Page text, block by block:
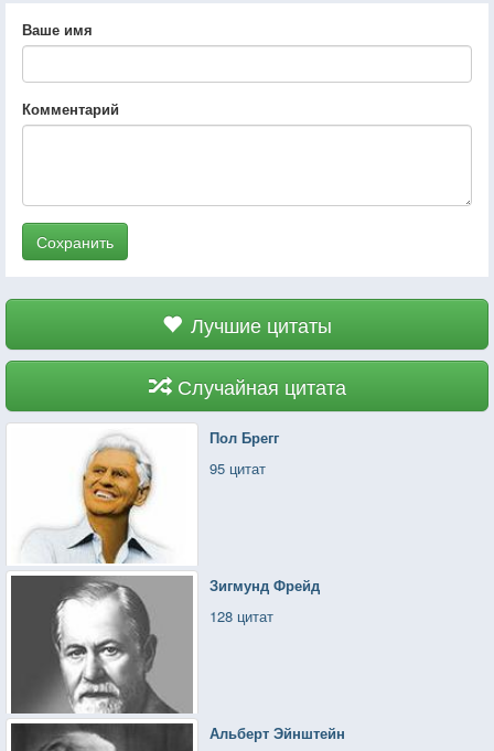
Ваше имя
Комментарий
Сохранить
Лучшие цитаты
Случайная цитата
Пол Брегг
95 цитат
Зигмунд Фрейд
128 цитат
Альберт Эйнштейн